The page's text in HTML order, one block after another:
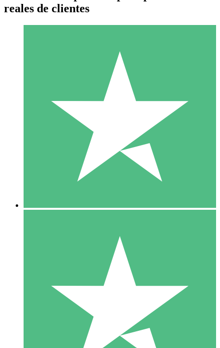
Paquetes de Créditos Individuales
Paga según el uso con créditos de descarga. Sin compromiso
10 00
10 Descargas
20 00
reales de clientes